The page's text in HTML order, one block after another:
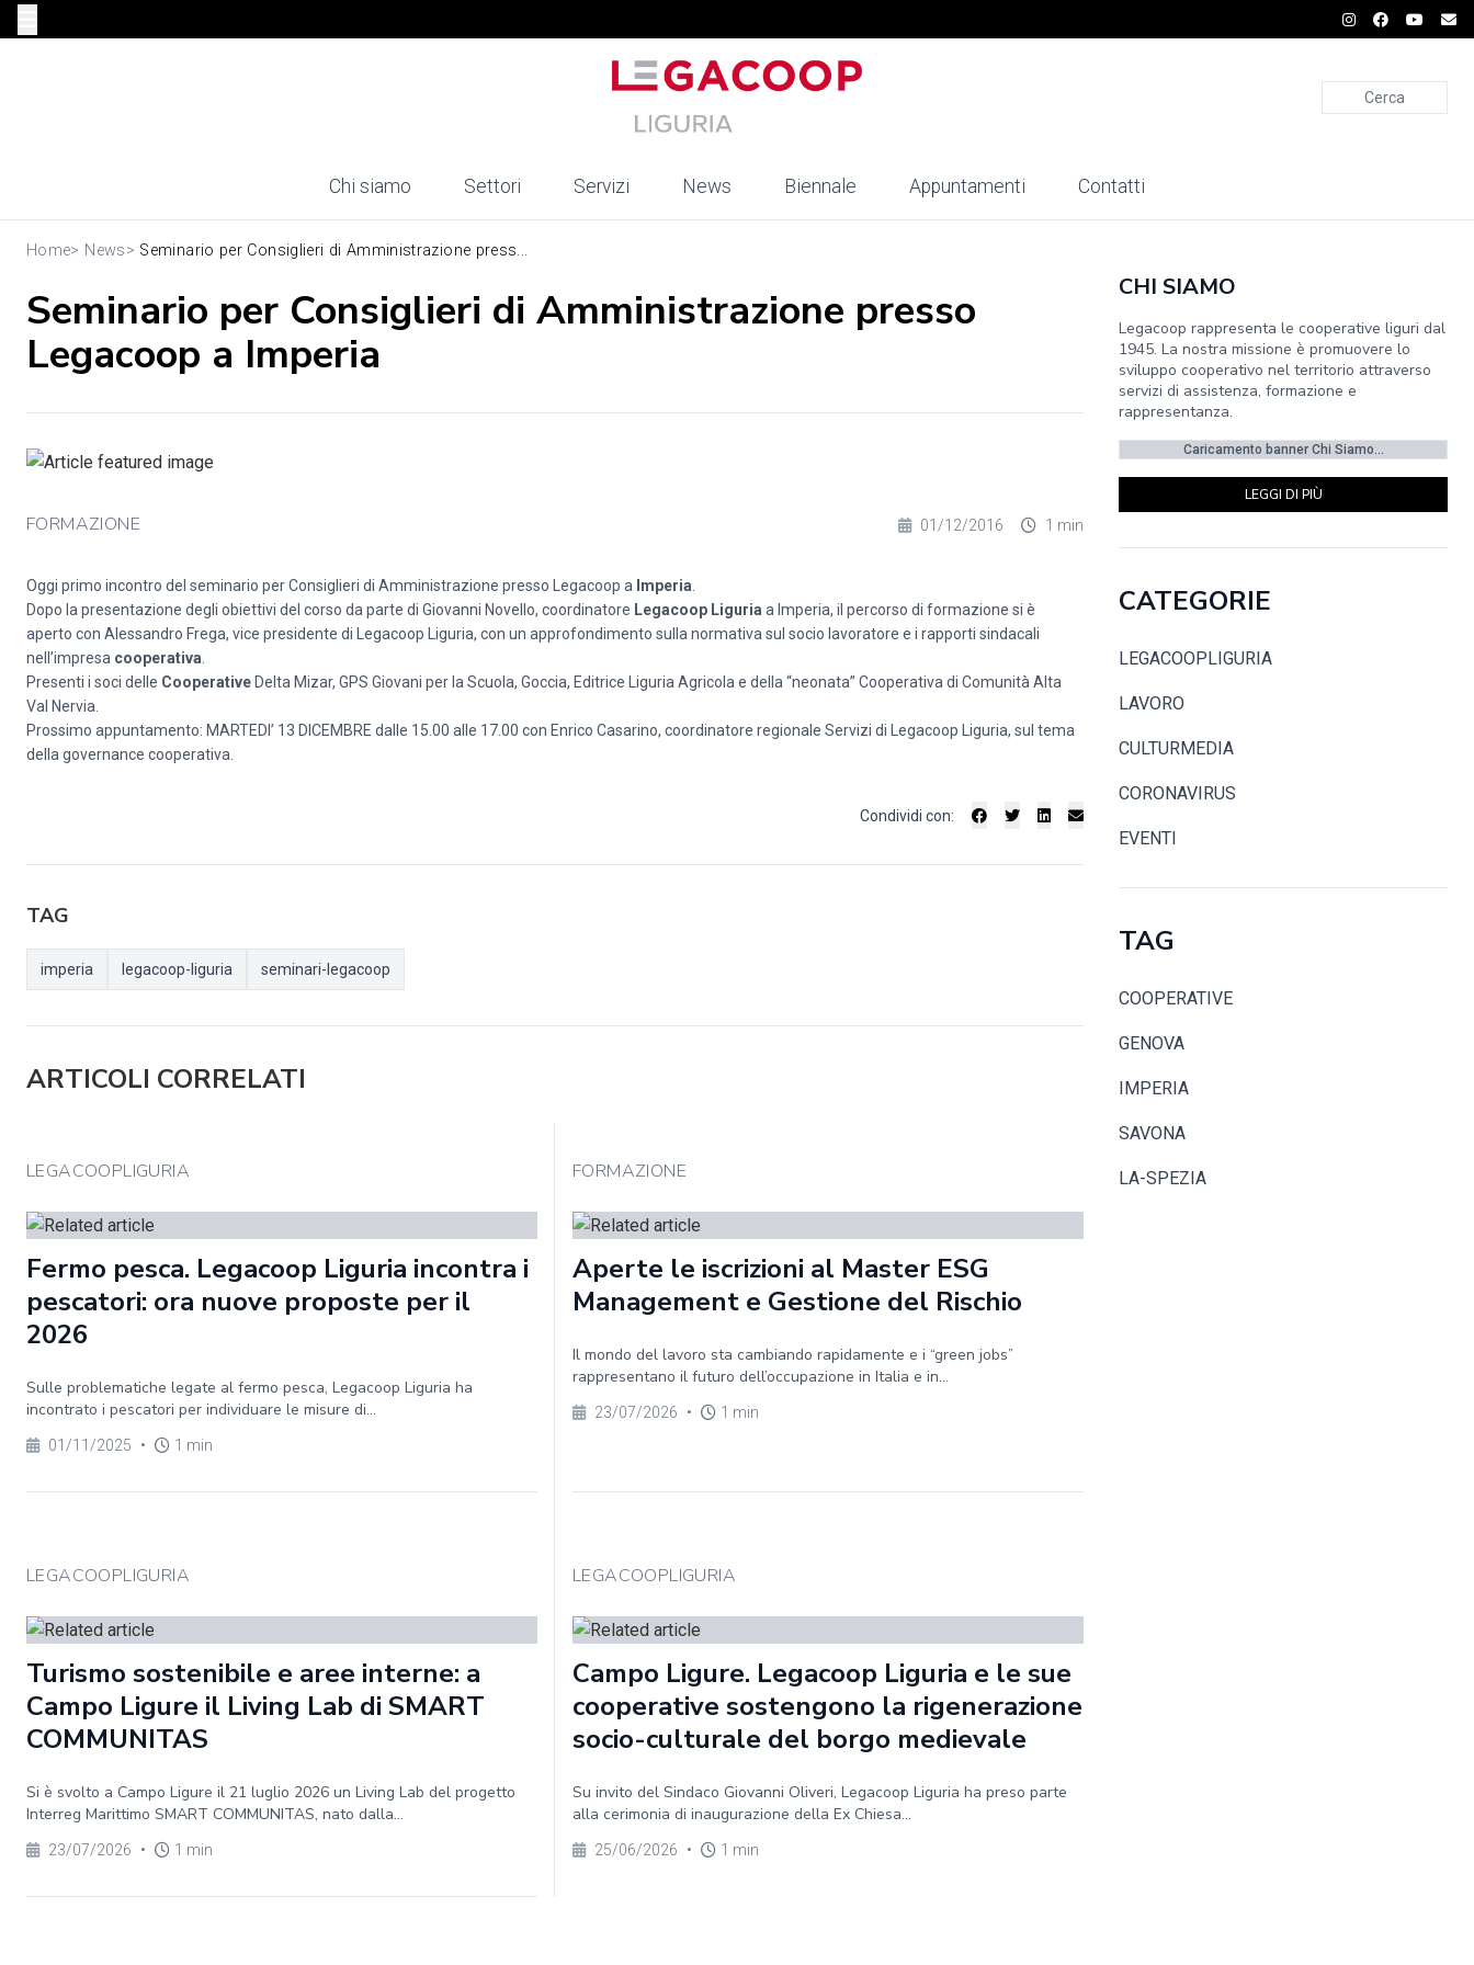
Cerca
Chi siamo Settori Servizi News Biennale Appuntamenti Contatti
Home> News> Seminario per Consiglieri di Amministrazione press...
Seminario per Consiglieri di Amministrazione presso
Legacoop a Imperia
FORMAZIONE 01/12/2016 1 min
Oggi primo incontro del seminario per Consiglieri di Amministrazione presso Legacoop a Imperia
Dopo la presentazione degli obiettivi del corso da parte di Giovanni Novello, coordinatore Legacoop Liguria a Imperia, il percorso di formazione si è
aperto con Alessandro Frega, vice presidente di Legacoop Liguria, con un approfondimento sulla normativa sul socio lavoratore e i rapporti sindacali
nell’impresa cooperativa
Presenti i soci delle Cooperative Delta Mizar, GPS Giovani per la Scuola, Goccia, Editrice Liguria Agricola e della “neonata” Cooperativa di Comunità Alta
Val Nervia.
Prossimo appuntamento: MARTEDI’ 13 DICEMBRE dalle 15.00 alle 17.00 con Enrico Casarino, coordinatore regionale Servizi di Legacoop Liguria, sul tema
della governance cooperativa.
Condividi con:
TAG
imperia legacoop-liguria seminari-legacoop
ARTICOLI CORRELATI
LEGACOOPLIGURIA
Fermo pesca. Legacoop Liguria incontra i
pescatori: ora nuove proposte per il
2026
Sulle problematiche legate al fermo pesca, Legacoop Liguria ha
incontrato i pescatori per individuare le misure di...
01/11/2025 • 1 min
FORMAZIONE
Aperte le iscrizioni al Master ESG
Management e Gestione del Rischio
Il mondo del lavoro sta cambiando rapidamente e i “green jobs”
rappresentano il futuro dell’occupazione in Italia e in...
23/07/2026 • 1 min
LEGACOOPLIGURIA
Turismo sostenibile e aree interne: a
Campo Ligure il Living Lab di SMART
COMMUNITAS
Si è svolto a Campo Ligure il 21 luglio 2026 un Living Lab del progetto
Interreg Marittimo SMART COMMUNITAS, nato dalla...
23/07/2026 • 1 min
LEGACOOPLIGURIA
Campo Ligure. Legacoop Liguria e le sue
cooperative sostengono la rigenerazione
socio-culturale del borgo medievale
Su invito del Sindaco Giovanni Oliveri, Legacoop Liguria ha preso parte
alla cerimonia di inaugurazione della Ex Chiesa...
25/06/2026 • 1 min
CHI SIAMO
Legacoop rappresenta le cooperative liguri dal
1945. La nostra missione è promuovere lo
sviluppo cooperativo nel territorio attraverso
servizi di assistenza, formazione e
rappresentanza.
Caricamento banner Chi Siamo...
LEGGI DI PIÙ
CATEGORIE
LEGACOOPLIGURIA
LAVORO
CULTURMEDIA
CORONAVIRUS
EVENTI
TAG
COOPERATIVE
GENOVA
IMPERIA
SAVONA
LA-SPEZIA